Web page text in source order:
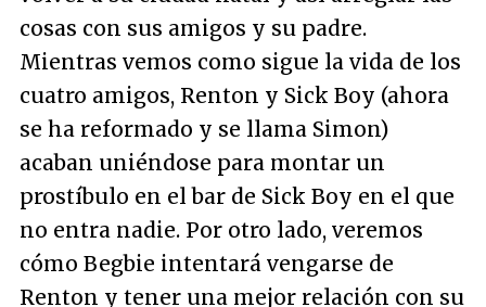
cosas con sus amigos y su padre.
Mientras vemos como sigue la vida de los
cuatro amigos, Renton y Sick Boy (ahora
se ha reformado y se llama Simon)
acaban uniéndose para montar un
prostíbulo en el bar de Sick Boy en el que
no entra nadie. Por otro lado, veremos
cómo Begbie intentará vengarse de
Renton y tener una mejor relación con su